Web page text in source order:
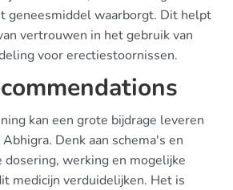
geneesmiddel waarborgt. Dit helpt
vertrouwen in het gebruik van
voor erectiestoornissen.
kan een grote bijdrage leveren
Denk aan schema's en
dosering, werking en mogelijke
medicijn verduidelijken. Het is